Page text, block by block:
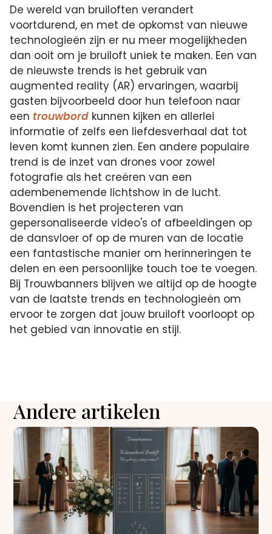
De wereld van bruiloften verandert
voortdurend, en met de opkomst van nieuwe
technologieën zijn er nu meer mogelijkheden
dan ooit om je bruiloft uniek te maken. Een van
de nieuwste trends is het gebruik van
augmented reality (AR) ervaringen, waarbij
gasten bijvoorbeeld door hun telefoon naar
een trouwbord kunnen kijken en allerlei
informatie of zelfs een liefdesverhaal dat tot
leven komt kunnen zien. Een andere populaire
trend is de inzet van drones voor zowel
fotografie als het creëren van een
adembenemende lichtshow in de lucht.
Bovendien is het projecteren van
gepersonaliseerde video's of afbeeldingen op
de dansvloer of op de muren van de locatie
een fantastische manier om herinneringen te
delen en een persoonlijke touch toe te voegen.
Bij Trouwbanners blijven we altijd op de hoogte
van de laatste trends en technologieën om
ervoor te zorgen dat jouw bruiloft voorloopt op
het gebied van innovatie en stijl.
Andere artikelen